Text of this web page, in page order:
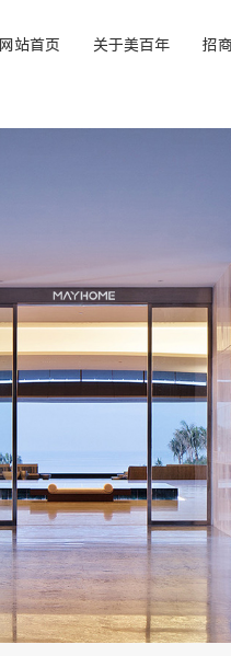
网站首页 关于美百年 招